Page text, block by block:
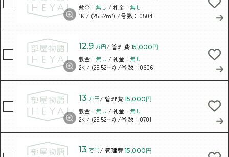
敷金： 無し / 礼金： 無し
1K / (25.52m²) /号数：0504
12.9 万円/ 管理費 15,000円
敷金： 無し / 礼金： 無し
2K / (25.52m²) /号数：0606
13 万円/ 管理費 15,000円
敷金： 無し / 礼金： 無し
2K / (25.52m²) /号数：0701
13 万円/ 管理費 15,000円